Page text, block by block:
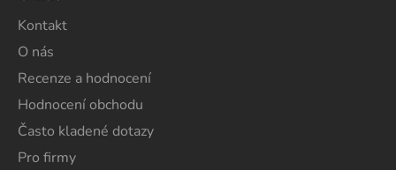
Kontakt
O nás
Recenze a hodnocení
Hodnocení obchodu
Často kladené dotazy
Pro firmy